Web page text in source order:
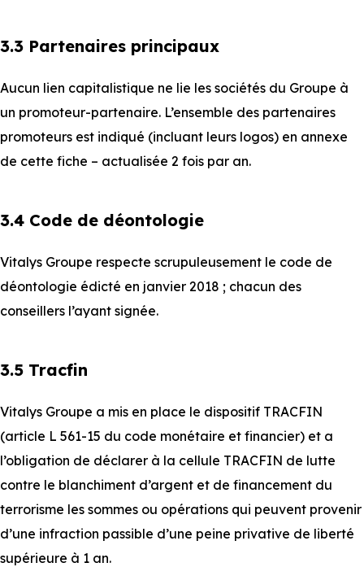
3.3 Partenaires principaux
Aucun lien capitalistique ne lie les sociétés du Groupe à
un promoteur-partenaire. L’ensemble des partenaires
promoteurs est indiqué (incluant leurs logos) en annexe
de cette fiche – actualisée 2 fois par an.
3.4 Code de déontologie
Vitalys Groupe respecte scrupuleusement le code de
déontologie édicté en janvier 2018 ; chacun des
conseillers l’ayant signée.
3.5 Tracfin
Vitalys Groupe a mis en place le dispositif TRACFIN
(article L 561-15 du code monétaire et financier) et a
l’obligation de déclarer à la cellule TRACFIN de lutte
contre le blanchiment d’argent et de financement du
terrorisme les sommes ou opérations qui peuvent provenir
d’une infraction passible d’une peine privative de liberté
supérieure à 1 an.